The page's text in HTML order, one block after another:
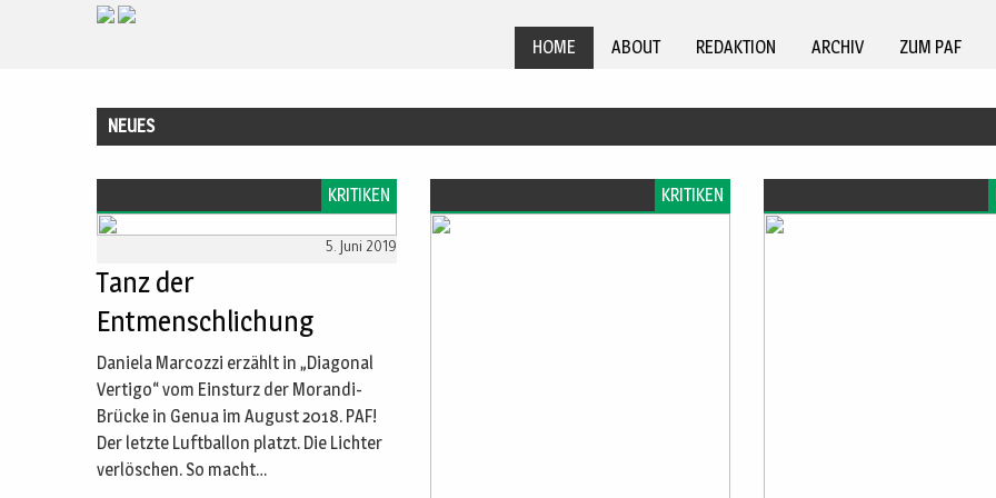
HOME ABOUT REDAKTION ARCHIV ZUM PAF
NEUES
KRITIKEN
5. Juni 2019
Tanz der
Entmenschlichung
Daniela Marcozzi erzählt in „Diagonal
Vertigo“ vom Einsturz der Morandi-
Brücke in Genua im August 2018. PAF!
Der letzte Luftballon platzt. Die Lichter
verlöschen. So macht…
KRITIKEN